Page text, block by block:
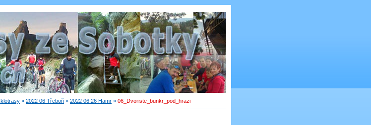
» 2022 06 Třeboň » 2022 06.26 Hamr » 06_Dvoriste_bunkr_pod_hrazi